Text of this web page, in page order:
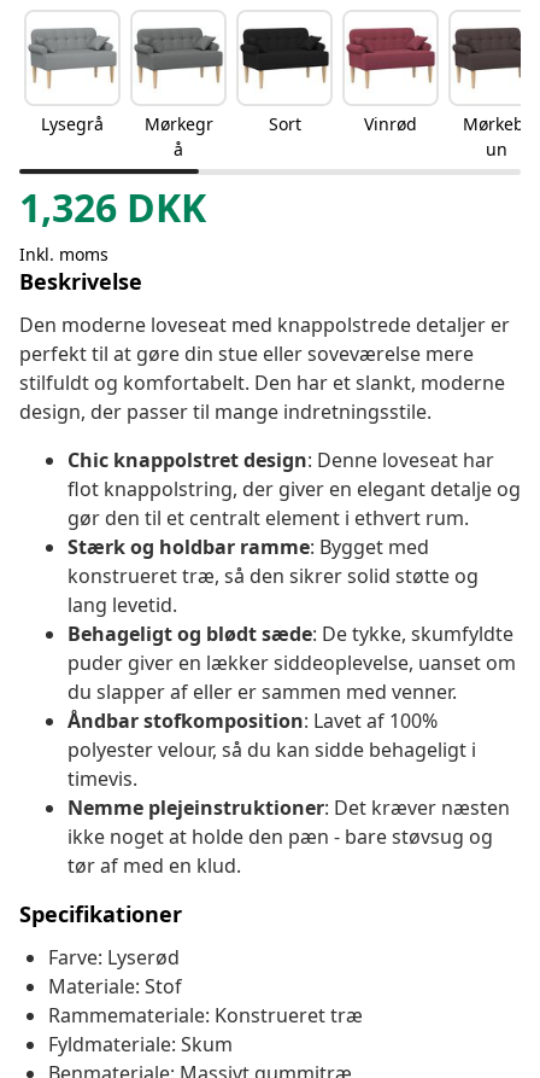
Lysegrå
Mørkegr
å
Sort Vinrød
Mørkebr
un
1,326 DKK
Inkl. moms
Beskrivelse
Den moderne loveseat med knappolstrede detaljer er
perfekt til at gøre din stue eller soveværelse mere
stilfuldt og komfortabelt. Den har et slankt, moderne
design, der passer til mange indretningsstile.
Chic knappolstret design: Denne loveseat har
flot knappolstring, der giver en elegant detalje og
gør den til et centralt element i ethvert rum.
Stærk og holdbar ramme: Bygget med
konstrueret træ, så den sikrer solid støtte og
lang levetid.
Behageligt og blødt sæde: De tykke, skumfyldte
puder giver en lækker siddeoplevelse, uanset om
du slapper af eller er sammen med venner.
Åndbar stofkomposition: Lavet af 100%
polyester velour, så du kan sidde behageligt i
timevis.
Nemme plejeinstruktioner: Det kræver næsten
ikke noget at holde den pæn - bare støvsug og
tør af med en klud.
Specifikationer
Farve: Lyserød
Materiale: Stof
Rammemateriale: Konstrueret træ
Fyldmateriale: Skum